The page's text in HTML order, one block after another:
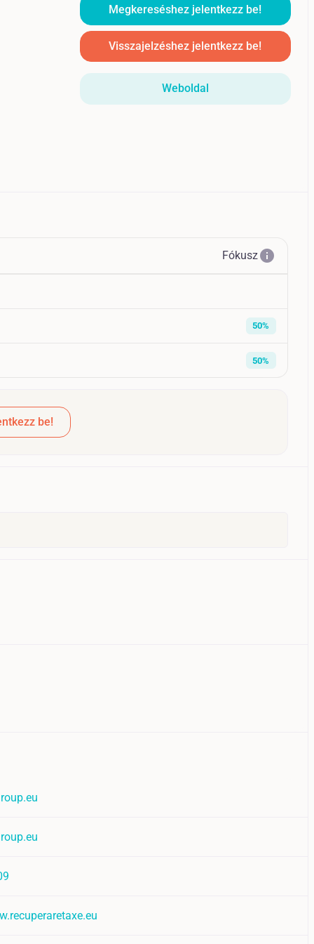
Megkereséshez jelentkezz be!
Visszajelzéshez jelentkezz be!
Weboldal
Fókuszinfo
50%
50%
be!